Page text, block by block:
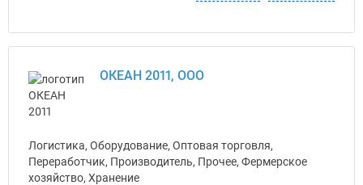
ОКЕАН 2011, ООО
Логистика, Оборудование, Оптовая торговля,
Переработчик, Производитель, Прочее, Фермерское
хозяйство, Хранение